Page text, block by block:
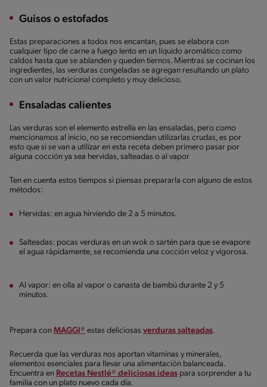
Guisos o estofados
Estas preparaciones a todos nos encantan, pues se elabora con
cualquier tipo de carne a fuego lento en un líquido aromático como
caldos hasta que se ablanden y queden tiernos. Mientras se cocinan los
ingredientes, las verduras congeladas se agregan resultando un plato
con un valor nutricional completo y muy delicioso.
Ensaladas calientes
Las verduras son el elemento estrella en las ensaladas, pero como
mencionamos al inicio, no se recomiendan utilizarlas crudas, es por
esto que si se van a utilizar en esta receta deben primero pasar por
alguna cocción ya sea hervidas, salteadas o al vapor
Ten en cuenta estos tiempos si piensas prepararla con alguno de estos
métodos:
Hervidas: en agua hirviendo de 2 a 5 minutos.
Salteadas: pocas verduras en un wok o sartén para que se evapore
el agua rápidamente, se recomienda una cocción veloz y vigorosa.
Al vapor: en olla al vapor o canasta de bambú durante 2 y 5
minutos.
Prepara con MAGGI® estas deliciosas verduras salteadas.
Recuerda que las verduras nos aportan vitaminas y minerales,
elementos esenciales para llevar una alimentación balanceada.
Encuentra en Recetas Nestlé® deliciosas ideas para sorprender a tu
familia con un plato nuevo cada día.